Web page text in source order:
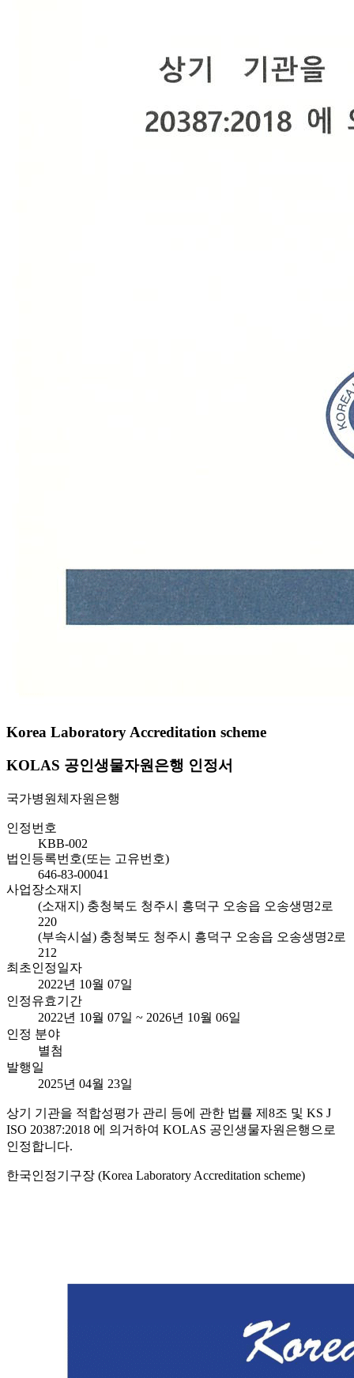
Korea Laboratory Accreditation scheme
KOLAS 공인생물자원은행 인정서
국가병원체자원은행
인정번호
KBB-002
법인등록번호(또는 고유번호)
646-83-00041
사업장소재지
(소재지) 충청북도 청주시 흥덕구 오송읍 오송생명2로
220
(부속시설) 충청북도 청주시 흥덕구 오송읍 오송생명2로
212
최초인정일자
2022년 10월 07일
인정유효기간
2022년 10월 07일 ~ 2026년 10월 06일
인정 분야
별첨
발행일
2025년 04월 23일
상기 기관을 적합성평가 관리 등에 관한 법률 제8조 및 KS J
ISO 20387:2018 에 의거하여 KOLAS 공인생물자원은행으로
인정합니다.
한국인정기구장 (Korea Laboratory Accreditation scheme)